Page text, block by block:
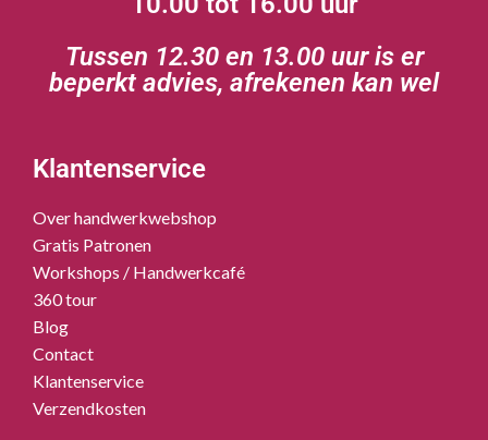
Tussen 12.30 en 13.00 uur is er
beperkt advies, afrekenen kan wel
Klantenservice
Over handwerkwebshop
Gratis Patronen
Workshops / Handwerkcafé
360 tour
Blog
Contact
Klantenservice
Verzendkosten